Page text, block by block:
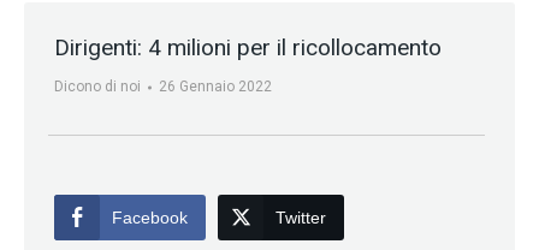
Dirigenti: 4 milioni per il ricollocamento
Dicono di noi 26 Gennaio 2022
Facebook Twitter